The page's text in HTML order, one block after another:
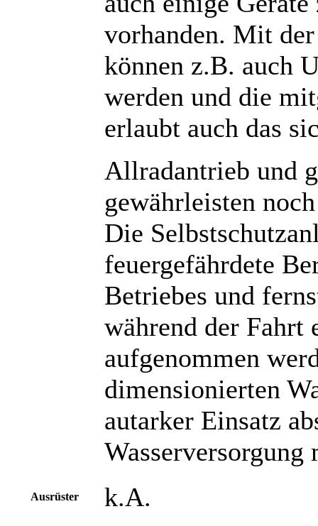
vorhanden. Mit
können z.B. auch
werden und die
erlaubt auch das
Allradantrieb und
gewährleisten
Die
feuergefährdete
Betriebes und
während der Fahrt
aufgenommen
dimensionierten
autarker Einsatz
Wasserversorgung
Ausrüster k.A.